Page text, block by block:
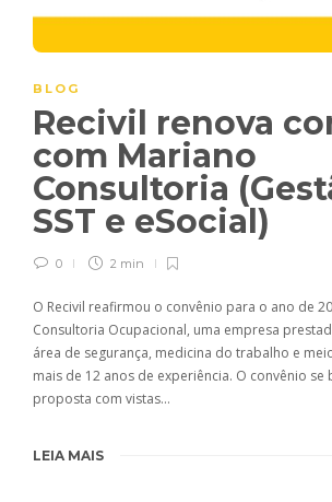
BLOG
Recivil renova
com Mariano
Consultoria
SST e eSocial)
0 2 min
O Recivil reafirmou o convênio para o ano de
Consultoria Ocupacional, uma empresa
área de segurança, medicina do trabalho e
mais de 12 anos de experiência. O convênio se
proposta com vistas…
LEIA MAIS